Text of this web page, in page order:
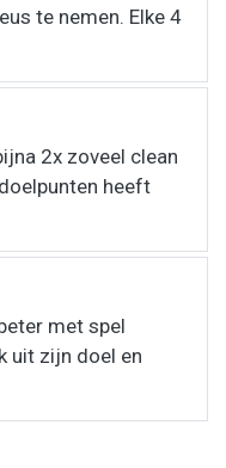
te nemen. Elke 4
2x zoveel clean
heeft
met spel
uit zijn doel en